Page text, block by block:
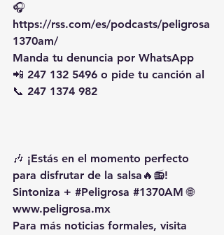
🎧
https://rss.com/es/podcasts/peligrosa
1370am/
Manda tu denuncia por WhatsApp
📲 247 132 5496 o pide tu canción al
📞 247 1374 982
🎶 ¡Estás en el momento perfecto
para disfrutar de la salsa🔥📻!
Sintoniza + #Peligrosa #1370AM 🌐
www.peligrosa.mx
Para más noticias formales, visita